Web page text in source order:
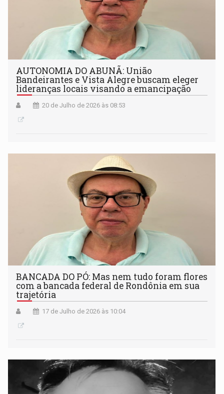
AUTONOMIA DO ABUNÃ: União
Bandeirantes e Vista Alegre buscam eleger
lideranças locais visando a emancipação
20 de Julho de 2026 às 08:53
BANCADA DO PÓ: Mas nem tudo foram flores
com a bancada federal de Rondônia em sua
trajetória
17 de Julho de 2026 às 10:04